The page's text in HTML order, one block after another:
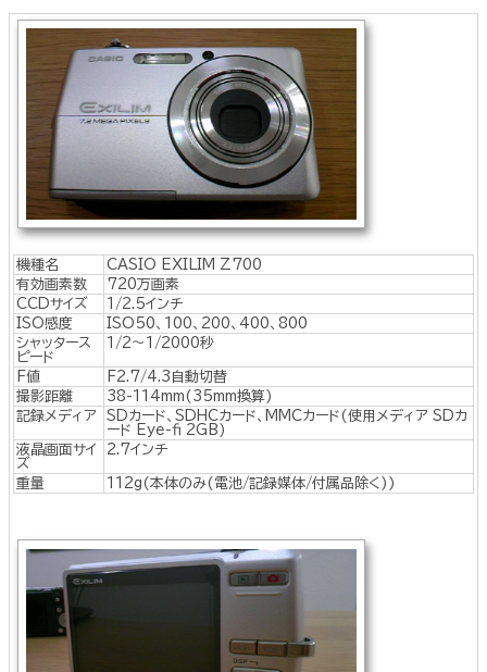
機種名
CASIO EXILIM Z700
有効画素数
720万画素
CCDサイズ
1/2.5インチ
ISO感度
ISO50、100、200、400、800
シャッタース
ピード
1/2～1/2000秒
F値
F2.7/4.3自動切替
撮影距離
38-114mm(35mm換算)
記録メディア
SDカード、SDHCカード、MMCカード(使用メディア SDカ
ード Eye-fi 2GB)
液晶画面サイ
ズ
2.7インチ
重量 112g(本体のみ(電池/記録媒体/付属品除く))